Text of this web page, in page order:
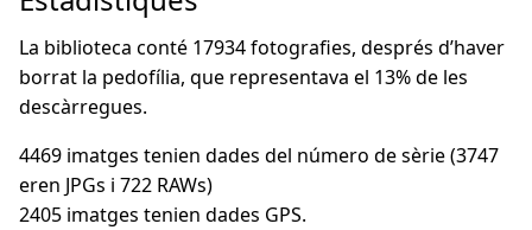
La biblioteca conté 17934 fotografies, després d’haver
borrat la pedofília, que representava el 13% de les
descàrregues.
4469 imatges tenien dades del número de sèrie (3747
eren JPGs i 722 RAWs)
2405 imatges tenien dades GPS.